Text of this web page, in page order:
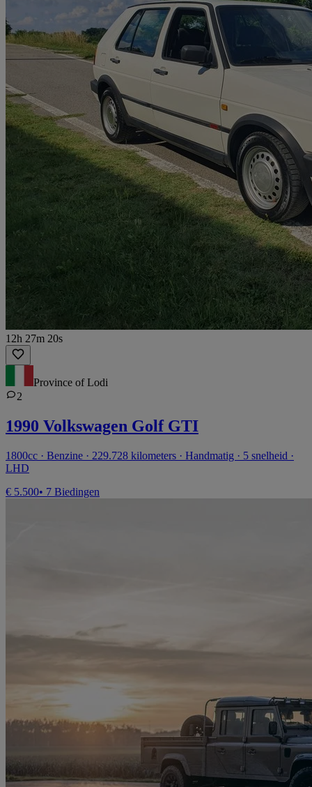
12h 27m 20s
Province of Lodi
2
1990 Volkswagen Golf GTI
1800cc · Benzine · 229.728 kilometers · Handmatig · 5 snelheid ·
LHD
€ 5.500• 7 Biedingen